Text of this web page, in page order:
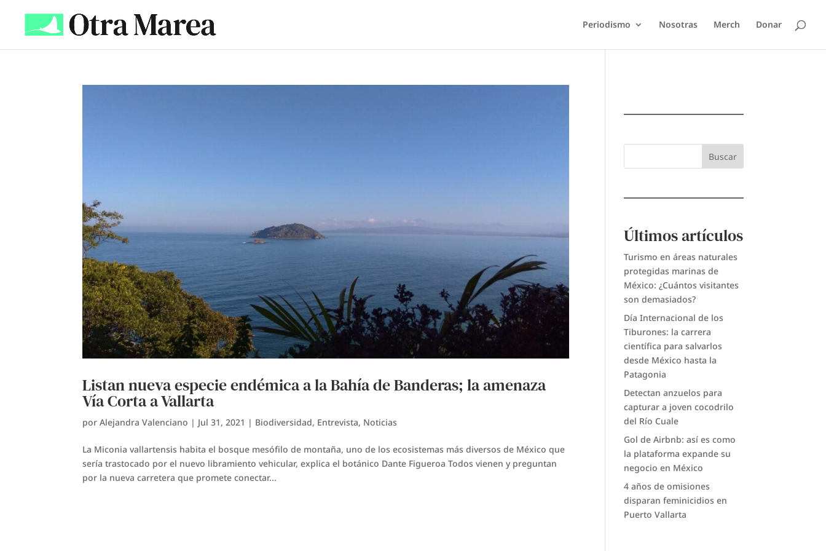
Periodismo Nosotras Merch Donar
Listan nueva especie endémica a la Bahía de Banderas; la amenaza
Vía Corta a Vallarta
porAlejandra Valenciano | Jul 31, 2021 | Biodiversidad, Entrevista, Noticias
La Miconia vallartensis habita el bosque mesófilo de montaña, uno de los ecosistemas más diversos de México que
sería trastocado por el nuevo libramiento vehicular, explica el botánico Dante Figueroa Todos vienen y preguntan
por la nueva carretera que promete conectar...
Buscar
Últimos artículos
Turismo en áreas naturales
protegidas marinas de
México: ¿Cuántos visitantes
son demasiados?
Día Internacional de los
Tiburones: la carrera
científica para salvarlos
desde México hasta la
Patagonia
Detectan anzuelos para
capturar a joven cocodrilo
del Río Cuale
Gol de Airbnb: así es como
la plataforma expande su
negocio en México
4 años de omisiones
disparan feminicidios en
Puerto Vallarta